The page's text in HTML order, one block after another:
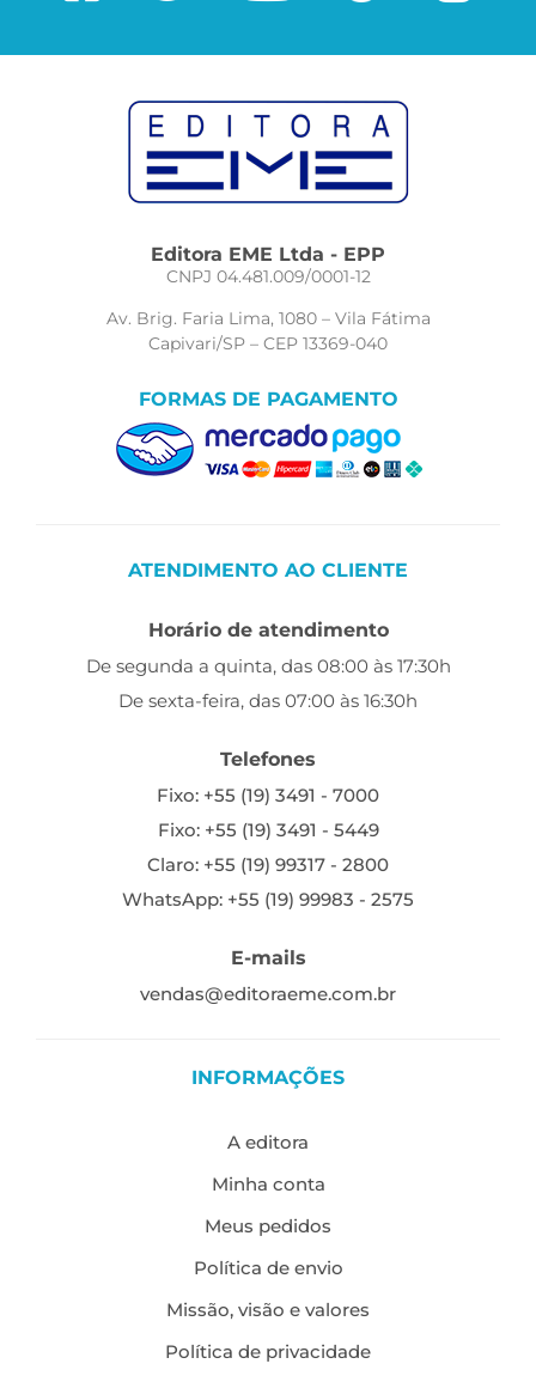
Editora EME Ltda - EPP
CNPJ 04.481.009/0001-12
Av. Brig. Faria Lima, 1080 – Vila Fátima
Capivari/SP – CEP 13369-040
FORMAS DE PAGAMENTO
ATENDIMENTO AO CLIENTE
Horário de atendimento
De segunda a quinta, das 08:00 às 17:30h
De sexta-feira, das 07:00 às 16:30h
Telefones
Fixo: +55 (19) 3491 - 7000
Fixo: +55 (19) 3491 - 5449
Claro: +55 (19) 99317 - 2800
WhatsApp: +55 (19) 99983 - 2575
E-mails
vendas@editoraeme.com.br
INFORMAÇÕES
A editora
Minha conta
Meus pedidos
Política de envio
Missão, visão e valores
Política de privacidade